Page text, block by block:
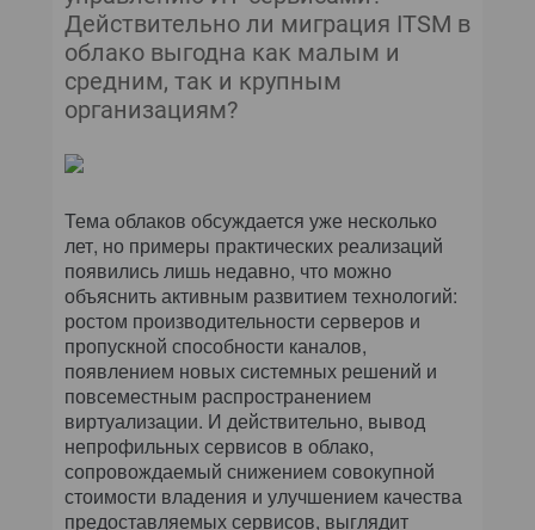
Действительно ли миграция ITSM в
облако выгодна как малым и
средним, так и крупным
организациям?
Тема облаков обсуждается уже несколько
лет, но примеры практических реализаций
появились лишь недавно, что можно
объяснить активным развитием технологий:
ростом производительности серверов и
пропускной способности каналов,
появлением новых системных решений и
повсеместным распространением
виртуализации. И действительно, вывод
непрофильных сервисов в облако,
сопровождаемый снижением совокупной
стоимости владения и улучшением качества
предоставляемых сервисов, выглядит